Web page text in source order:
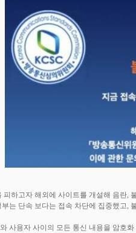
피하고자 해외에 사이트를 개설해 음란,
는 단속 보다는 접속 차단에 집중했고,
사용자 사이의 모든 통신 내용을 암호